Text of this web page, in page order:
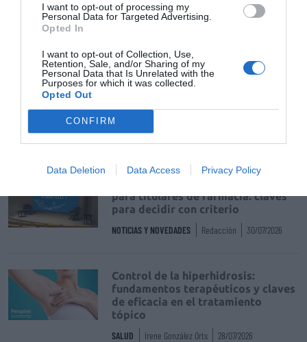
I want to opt-out of processing my
Personal Data for Targeted Advertising.
Opted In
I want to opt-out of Collection, Use,
Retention, Sale, and/or Sharing of my
Personal Data that Is Unrelated with the
Purposes for which it was collected.
Opted Out
CONFIRM
Data Deletion Data Access Privacy Policy
Récord de comunicaciones para el
24 Congreso Nacional
NOTICIAS Y NOVEDADES
el cuidado infantil
NOTICIAS Y NOVEDADES
para titulares de farmacia: claves
para decidir con criterio
NOTICIAS Y NOVEDADES Redacción 30/07/2026
Control de la hiperhidrosis:
fundamentos terapéuticos y claves
de eficacia en el tratamiento
tópico
SALUD Irene González Orts 28/07/2026